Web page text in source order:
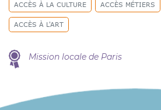
ACCÈS À LA CULTURE ACCÈS MÉTIERS
ACCÈS À L'ART
Mission locale de Paris